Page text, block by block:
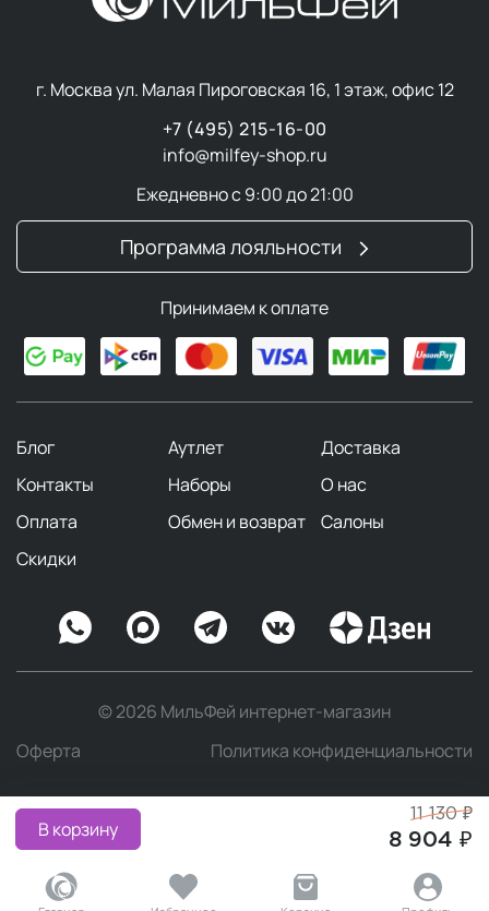
В корзину
11 130 ₽
8 904 ₽
г. Москва ул. Малая Пироговская 16, 1 этаж, офис 12
+7 (495) 215-16-00
info@milfey-shop.ru
Ежедневно с 9:00 до 21:00
Программа лояльности
Принимаем к оплате
Блог Аутлет
Доставка
Контакты
Наборы
О нас
Оплата
Обмен и возврат
Салоны
Скидки
© 2026 МильФей интернет-магазин
Оферта
Политика конфиденциальности